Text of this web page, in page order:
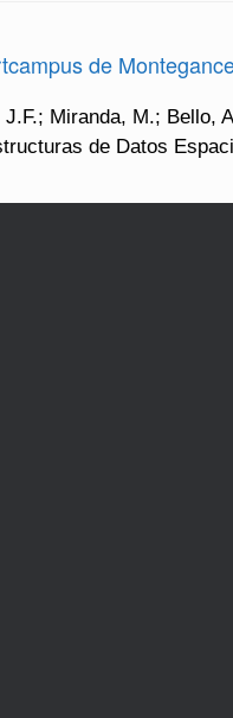
de
Miranda, M.; Bello,
de Datos